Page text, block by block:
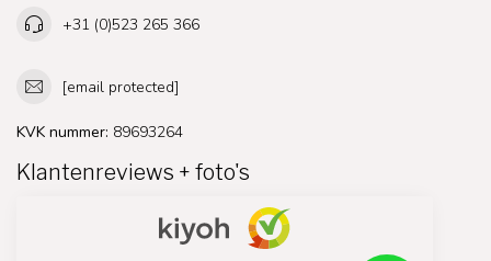
+31 (0)523 265 366
[email protected]
KVK nummer: 89693264
Klantenreviews + foto's